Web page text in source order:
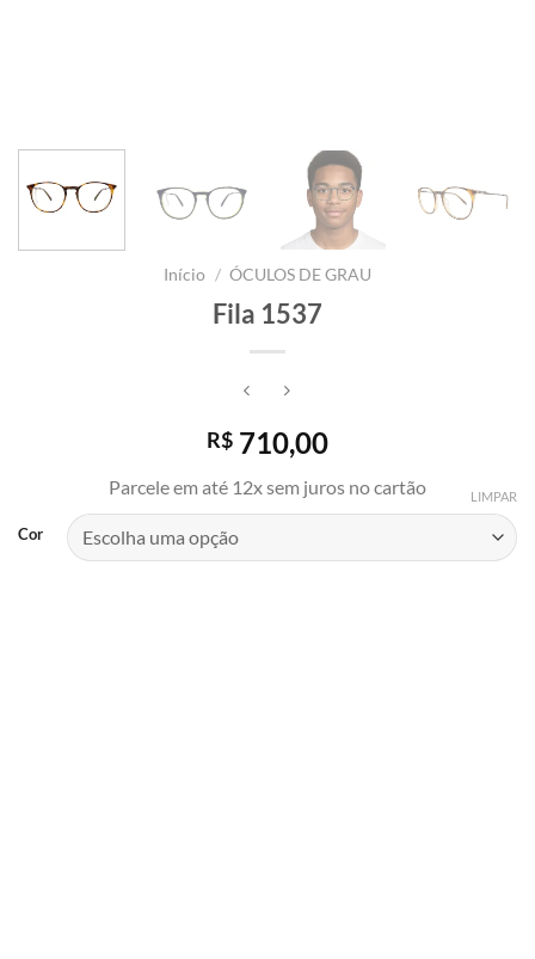
Início / ÓCULOS DE GRAU
Fila 1537
R$ 710,00
Parcele em até 12x sem juros no cartão
Cor
LIMPAR